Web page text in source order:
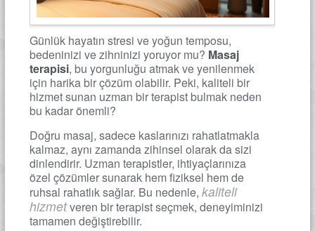
Günlük hayatın stresi ve yoğun temposu,
bedeninizi ve zihninizi yoruyor mu? Masaj
terapisi, bu yorgunluğu atmak ve yenilenmek
için harika bir çözüm olabilir. Peki, kaliteli bir
hizmet sunan uzman bir terapist bulmak neden
bu kadar önemli?
Doğru masaj, sadece kaslarınızı rahatlatmakla
kalmaz, aynı zamanda zihinsel olarak da sizi
dinlendirir. Uzman terapistler, ihtiyaçlarınıza
özel çözümler sunarak hem fiziksel hem de
ruhsal rahatlık sağlar. Bu nedenle, kaliteli
hizmetveren bir terapist seçmek, deneyiminizi
tamamen değiştirebilir.